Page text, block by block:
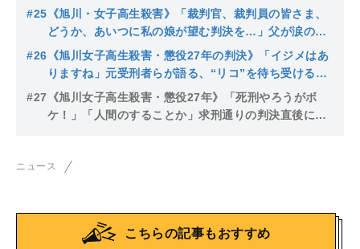
がらに誓った“リコ”は検察の質問に「わかりません」
…“ふてくされてる”指摘も
#25 《旭川・女子高生殺害》「裁判官、裁判員の皆さま、
どうか、あいつに私の娘が望む判決を…」父が涙の訴
え…「ふてくされている」と法廷で指摘された“リ
コ”に懲役27年を求刑
#26 《旭川女子高生殺害・懲役27年の判決》「イジメはあ
りますね」元受刑者らが語る、“リコ”を待ち受ける女
子刑務所の生活「1人あたり年間300万円、税金の無駄
遣い」には専門家が反論
#27 《旭川女子高生殺害・懲役27年》「死刑やろうがボ
ケ！」「人間のすることか」求刑通りの判決直後に男
ニュース
こちらの記事もおすすめ